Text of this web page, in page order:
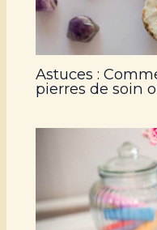
Astuces :
pierres de soin